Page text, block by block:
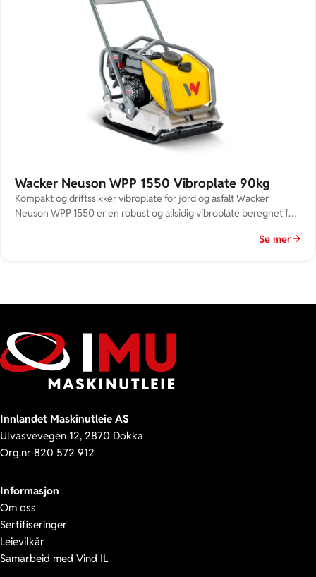
Wacker Neuson WPP 1550 Vibroplate 90kg
Kompakt og driftssikker vibroplate for jord og asfalt Wacker
Neuson WPP 1550 er en robust og allsidig vibroplate beregnet for
mellomstore prosjekter. Den er ideell til bruk på oppkjørsler,Se mer
Innlandet Maskinutleie AS
Ulvasvevegen 12, 2870 Dokka
Org.nr 820 572 912
Informasjon
Om oss
Sertifiseringer
Leievilkår
Samarbeid med Vind IL